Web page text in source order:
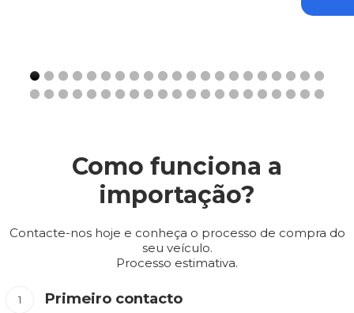
Como funciona a
importação?
Contacte-nos hoje e conheça o processo de compra do
seu veículo.
Processo estimativa.
Primeiro contacto